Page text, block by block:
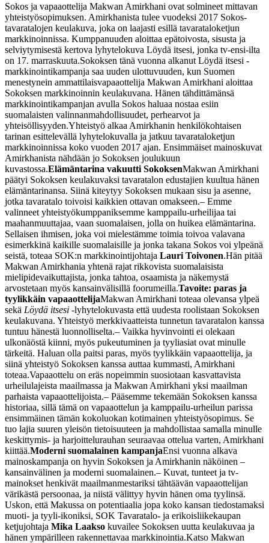
Sokos ja vapaaottelija Makwan Amirkhani ovat solmineet mittavan
yhteistyösopimuksen. Amirkhanista tulee vuodeksi 2017 Sokos-
tavaratalojen keulakuva, joka on laajasti esillä tavarataloketjun
markkinoinnissa. Kumppanuuden aloittaa epätoivosta, sisusta ja
selviytymisestä kertova lyhytelokuva Löydä itsesi, jonka tv-ensi-ilta
on 17. marraskuuta.Sokoksen tänä vuonna alkanut Löydä itsesi -
markkinointikampanja saa uuden ulottuvuuden, kun Suomen
menestynein ammattilaisvapaaottelija Makwan Amirkhani aloittaa
Sokoksen markkinoinnin keulakuvana. Hänen tähdittämänsä
markkinointikampanjan avulla Sokos haluaa nostaa esiin
suomalaisten valinnanmahdollisuudet, perhearvot ja
yhteisöllisyyden.Yhteistyö alkaa Amirkhanin henkilökohtaisen
tarinan esittelevällä lyhytelokuvalla ja jatkuu tavarataloketjun
markkinoinnissa koko vuoden 2017 ajan. Ensimmäiset mainoskuvat
Amirkhanista nähdään jo Sokoksen joulukuun
kuvastossa.Elämäntarina vakuutti SokoksenMakwan Amirkhani
päätyi Sokoksen keulakuvaksi tavaratalon edustajien kuultua hänen
elämäntarinansa. Siinä kiteytyy Sokoksen mukaan sisu ja asenne,
jotka tavaratalo toivoisi kaikkien ottavan omakseen.– Emme
valinneet yhteistyökumppaniksemme kamppailu-urheilijaa tai
maahanmuuttajaa, vaan suomalaisen, jolla on huikea elämäntarina.
Sellaisen ihmisen, joka voi mielestämme toimia toivoa valavana
esimerkkinä kaikille suomalaisille ja jonka takana Sokos voi ylpeänä
seistä, toteaa SOK:n markkinointijohtaja Lauri Toivonen.Hän pitää
Makwan Amirkhania yhtenä rajat rikkovista suomalaisista
mielipidevaikuttajista, jonka tahtoa, osaamista ja näkemystä
arvostetaan myös kansainvälisillä foorumeilla.Tavoite: paras ja
tyylikkäin vapaaottelijaMakwan Amirkhani toteaa olevansa ylpeä
sekä Löydä itsesi -lyhytelokuvasta että uudesta roolistaan Sokoksen
keulakuvana. Yhteistyö merkkivaatteista tunnetun tavaratalon kanssa
tuntuu hänestä luonnolliselta.– Vaikka hyvinvointi ei olekaan
ulkonäöstä kiinni, myös pukeutuminen ja tyyliasiat ovat minulle
tärkeitä. Haluan olla paitsi paras, myös tyylikkäin vapaaottelija, ja
siinä yhteistyö Sokoksen kanssa auttaa kummasti, Amirkhani
toteaa.Vapaaottelu on eräs nopeimmin suosiotaan kasvattavista
urheilulajeista maailmassa ja Makwan Amirkhani yksi maailman
parhaista vapaaottelijoista.– Pääsemme tekemään Sokoksen kanssa
historiaa, sillä tämä on vapaaottelun ja kamppailu-urheilun parissa
ensimmäinen tämän kokoluokan kotimainen yhteistyösopimus. Se
tuo lajia suuren yleisön tietoisuuteen ja mahdollistaa samalla minulle
keskittymis- ja harjoittelurauhan seuraavaa ottelua varten, Amirkhani
kiittää.Moderni suomalainen kampanjaEnsi vuonna alkava
mainoskampanja on hyvin Sokoksen ja Amirkhanin näköinen –
kansainvälinen ja moderni suomalainen.– Kuvat, tunteet ja tv-
mainokset henkivät maailmanmestariksi tähtäävän vapaaottelijan
värikästä persoonaa, ja niistä välittyy hyvin hänen oma tyylinsä.
Uskon, että Makussa on potentiaalia jopa koko kansan tiedostamaksi
muoti- ja tyyli-ikoniksi, SOK Tavaratalo- ja erikoisliikekaupan
ketjujohtaja Mika Laakso kuvailee Sokoksen uutta keulakuvaa ja
hänen ympärilleen rakennettavaa markkinointia.Katso Makwan